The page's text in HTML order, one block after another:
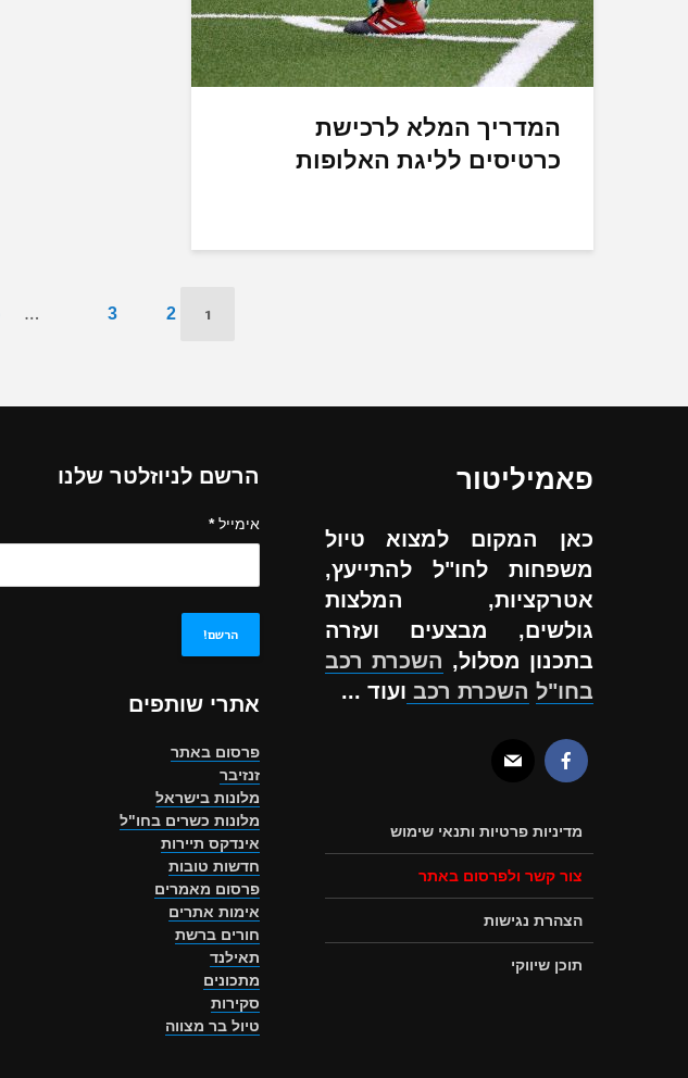
המדריך המלא לרכישת
כרטיסים לליגת האלופות
1
2
3
…
פאמיליטור
כאן המקום למצוא טיול
משפחות לחו"ל להתייעץ,
אטרקציות, המלצות
גולשים, מבצעים ועזרה
בתכנון מסלול, השכרת רכב
בחו"ל השכרת רכב ועוד ...
מדיניות פרטיות ותנאי שימוש
צור קשר ולפרסום באתר
הצהרת נגישות
תוכן שיווקי
הרשם לניוזלטר שלנו
אימייל*
אתרי שותפים
פרסום באתר
זנזיבר
מלונות בישראל
מלונות כשרים בחו"ל
אינדקס תיירות
חדשות טובות
פרסום מאמרים
אימות אתרים
חורים ברשת
תאילנד
מתכונים
סקירות
טיול בר מצווה